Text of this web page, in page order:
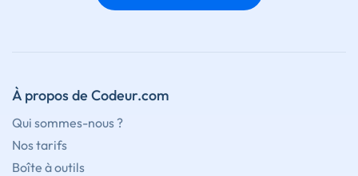
À propos de Codeur.com
Qui sommes-nous ?
Nos tarifs
Boîte à outils